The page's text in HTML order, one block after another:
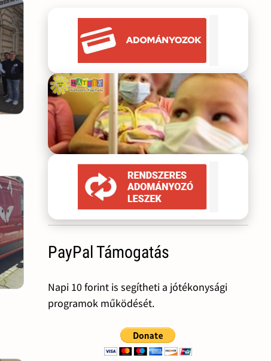
PayPal Támogatás
Napi 10 forint is segítheti a jótékonysági
programok működését.